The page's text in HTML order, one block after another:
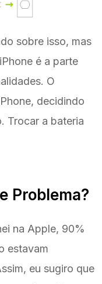
sobre isso, mas
é a parte
O
decidindo
Trocar a bateria
Problema?
na Apple, 90%
estavam
eu sugiro que